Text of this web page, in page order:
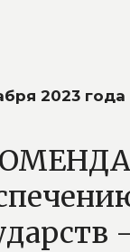
2023 года